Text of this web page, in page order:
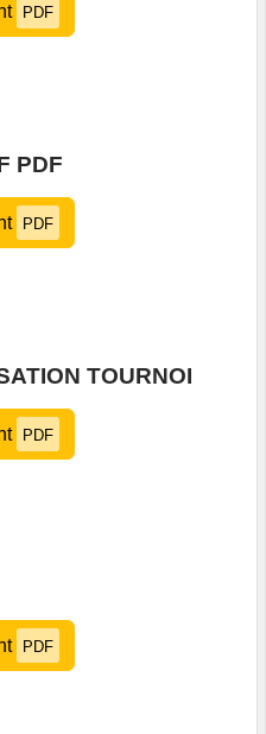
PDF
PDF
PDF
TOURNOI
PDF
PDF